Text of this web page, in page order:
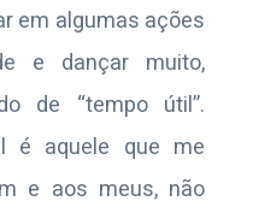
em algumas ações
e dançar muito,
de “tempo útil”.
é aquele que me
e aos meus, não